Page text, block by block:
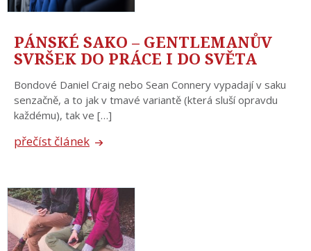
PÁNSKÉ SAKO – GENTLEMANŮV
SVRŠEK DO PRÁCE I DO SVĚTA
Bondové Daniel Craig nebo Sean Connery vypadají v saku
senzačně, a to jak v tmavé variantě (která sluší opravdu
každému), tak ve […]
přečíst článek